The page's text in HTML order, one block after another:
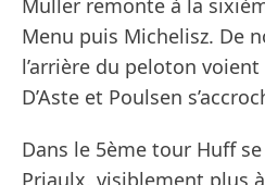
Muller remonte à la
Menu puis Michelisz. De
l’arrière du peloton
D’Aste et Poulsen
Dans le 5ème tour Huff
Priaulx, visiblement plus